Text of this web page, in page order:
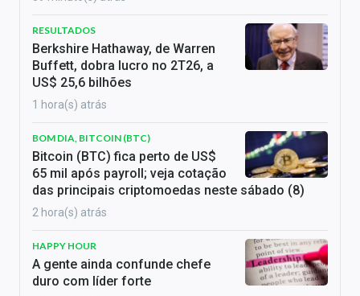
RESULTADOS
Berkshire Hathaway, de Warren
Buffett, dobra lucro no 2T26, a
US$ 25,6 bilhões
1 hora(s) atrás
BOM DIA, BITCOIN (BTC)
Bitcoin (BTC) fica perto de US$
65 mil após payroll; veja cotação
das principais criptomoedas neste sábado (8)
2 hora(s) atrás
HAPPY HOUR
A gente ainda confunde chefe
duro com líder forte